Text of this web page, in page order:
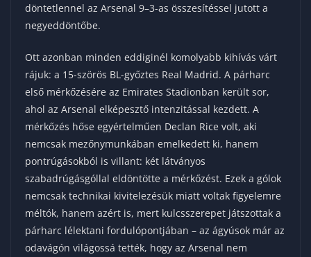
döntetlennel az Arsenal 9–3-as összesítéssel jutott a
negyeddöntőbe.
Ott azonban minden eddiginél komolyabb kihívás várt
rájuk: a 15-szörös BL-győztes Real Madrid. A párharc
első mérkőzésére az Emirates Stadionban került sor,
ahol az Arsenal elképesztő intenzitással kezdett. A
mérkőzés hőse egyértelműen Declan Rice volt, aki
nemcsak mezőnymunkában emelkedett ki, hanem
pontrúgásokból is villant: két látványos
szabadrúgásgóllal eldöntötte a mérkőzést. Ezek a gólok
nemcsak technikai kivitelezésük miatt voltak figyelemre
méltók, hanem azért is, mert kulcsszerepet játszottak a
párharc lélektani fordulópontjában – az ágyúsok már az
odavágón világossá tették, hogy az Arsenal nem